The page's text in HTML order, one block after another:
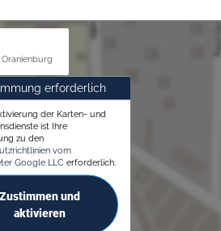
erforderlich
der Karten- und
ist Ihre
zu den
vom
Google LLC erforderlich.
Zustimmen und
aktivieren